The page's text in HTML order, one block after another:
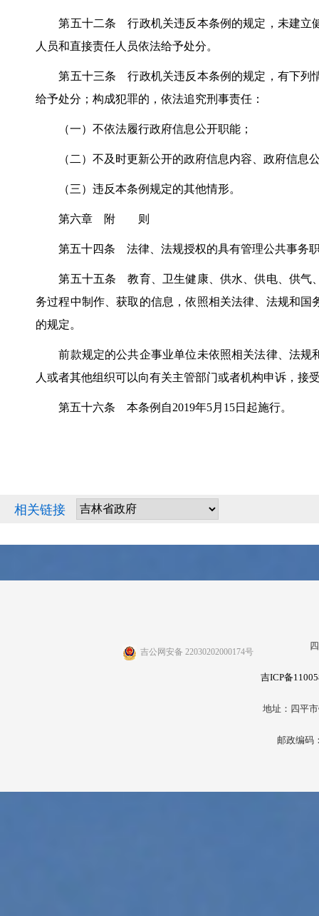
第五十二条 行政机关违反本条例的规定，未建立健
人员和直接责任人员依法给予处分。
第五十三条 行政机关违反本条例的规定，有下列情
给予处分；构成犯罪的，依法追究刑事责任：
（一）不依法履行政府信息公开职能；
（二）不及时更新公开的政府信息内容、政府信息
（三）违反本条例规定的其他情形。
第六章 附 则
第五十四条 法律、法规授权的具有管理公共事务职
第五十五条 教育、卫生健康、供水、供电、供气、
务过程中制作、获取的信息，依照相关法律、法规和
的规定。
前款规定的公共企事业单位未依照相关法律、法规
人或者其他组织可以向有关主管部门或者机构申诉，接
第五十六条 本条例自2019年5月15日起施行。
相关链接
吉公网安备 22030202000174号
吉ICP备
地址：四平
邮政编码